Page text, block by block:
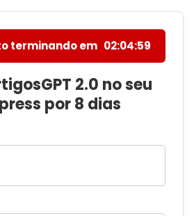
terminando em 02:04:58
2.0 no seu
por 8 dias